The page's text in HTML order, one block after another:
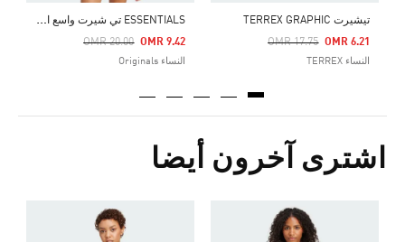
تيشيرت TERREX GRAPHIC
Price Reduced From
OMR 17.75
To OMR 6.21
النساء TERREX
E
SSENTIALS تي شيرت واسع الأضلاع المصمم لفصل الشتاء
Price Reduced From
OMR 20.00
To OMR 9.42
النساء Originals
اشترى آخرون أيضا